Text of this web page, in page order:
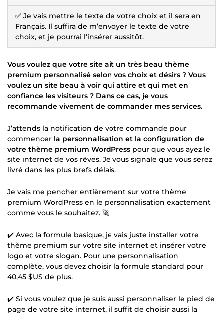
✅ Je vais mettre le texte de votre choix et il sera en
Français. Il suffira de m’envoyer le texte de votre
choix, et je pourrai l'insérer aussitôt.
Vous voulez que votre site ait un très beau thème
premium personnalisé selon vos choix et désirs ? Vous
voulez un site beau à voir qui attire et qui met en
confiance les visiteurs ? Dans ce cas, je vous
recommande vivement de commander mes services.
J’attends la notification de votre commande pour
commencer la personnalisation et la configuration de
votre thème premium WordPress pour que vous ayez le
site internet de vos rêves. Je vous signale que vous serez
livré dans les plus brefs délais.
Je vais me pencher entièrement sur votre thème
premium WordPress en le personnalisation exactement
comme vous le souhaitez. 🚀
✔️ Avec la formule basique, je vais juste installer votre
thème premium sur votre site internet et insérer votre
logo et votre slogan. Pour une personnalisation
complète, vous devez choisir la formule standard pour
40,45 $US de plus.
✔️ Si vous voulez que je suis aussi personnaliser le pied de
page de votre site internet, il suffit de choisir aussi la